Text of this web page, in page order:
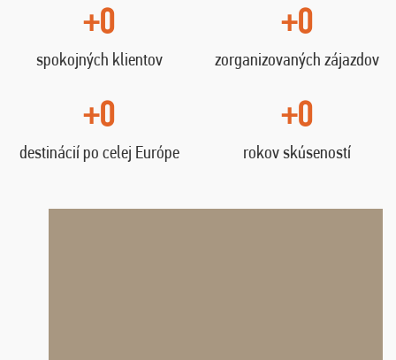
+0
spokojných klientov
+0
zorganizovaných zájazdov
+0
destinácií po celej Európe
+0
rokov skúseností